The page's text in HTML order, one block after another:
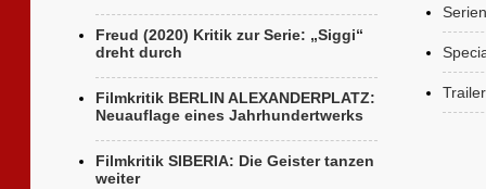
Freud (2020) Kritik zur Serie: „Siggi“
dreht durch
Filmkritik BERLIN ALEXANDERPLATZ:
Neuauflage eines Jahrhundertwerks
Filmkritik SIBERIA: Die Geister tanzen
weiter
Trailer